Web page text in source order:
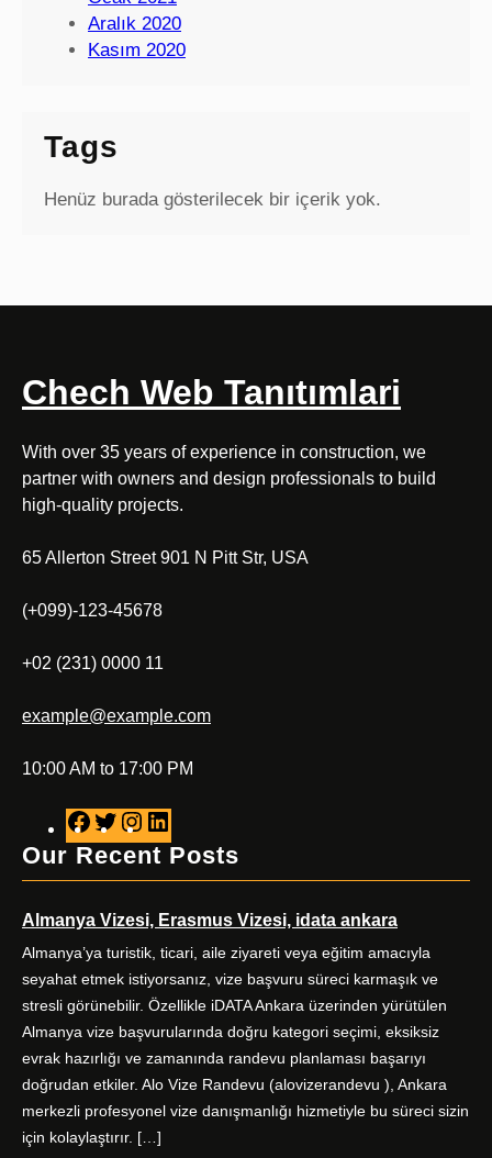
Aralık 2020
Kasım 2020
Tags
Henüz burada gösterilecek bir içerik yok.
Chech Web Tanıtımlari
With over 35 years of experience in construction, we
partner with owners and design professionals to build
high-quality projects.
65 Allerton Street 901 N Pitt Str, USA
(+099)-123-45678
+02 (231) 0000 11
example@example.com
10:00 AM to 17:00 PM
F
a
b
o
o
k
T
w
t
e
r
n
a
g
r
a
m
i
e
d
I
n
Our Recent Posts
Almanya Vizesi, Erasmus Vizesi, idata ankara
Almanya’ya turistik, ticari, aile ziyareti veya eğitim amacıyla
seyahat etmek istiyorsanız, vize başvuru süreci karmaşık ve
stresli görünebilir. Özellikle iDATA Ankara üzerinden yürütülen
Almanya vize başvurularında doğru kategori seçimi, eksiksiz
evrak hazırlığı ve zamanında randevu planlaması başarıyı
doğrudan etkiler. Alo Vize Randevu (alovizerandevu ), Ankara
merkezli profesyonel vize danışmanlığı hizmetiyle bu süreci sizin
için kolaylaştırır. […]